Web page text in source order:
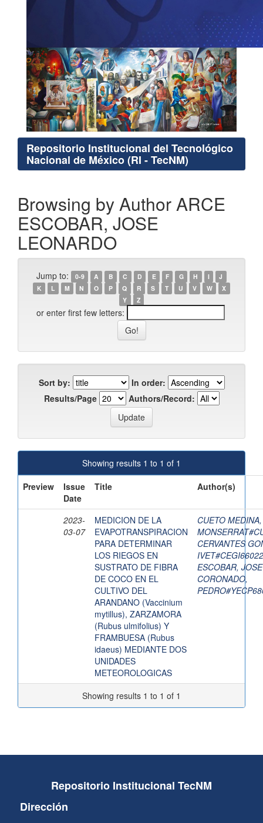
Repositorio Institucional del Tecnológico
Nacional de México (RI - TecNM)
Browsing by Author ARCE
ESCOBAR, JOSE
LEONARDO
Jump to: 0-9 A B C D E F G H I
J
K
L M N O P Q R S T U V W
X
Y
Z
or enter first few letters:
Sort by:
In order:
Results/Page
Authors/Record:
Showing results 1 to 1 of 1
Preview
Issue
Date
Title Author(s)
2023-
03-07
MEDICION DE LA
EVAPOTRANSPIRACION
PARA DETERMINAR
LOS RIEGOS EN
SUSTRATO DE FIBRA
DE COCO EN EL
CULTIVO DEL
ARANDANO (Vaccinium
mytillus), ZARZAMORA
(Rubus ulmifolius) Y
FRAMBUESA (Rubus
idaeus) MEDIANTE DOS
UNIDADES
METEOROLOGICAS
CUETO
CERVANTES
ESCOBAR,
CORONADO,
Showing results 1 to 1 of 1
Repositorio Institucional TecNM
Dirección